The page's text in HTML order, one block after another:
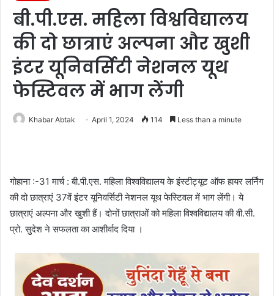
बी.पी.एस. महिला विश्वविद्यालय
की दो छात्राएं अल्पना और खुशी
इंटर यूनिवर्सिटी नेशनल यूथ
फेस्टिवल में भाग लेंगी
Khabar Abtak April 1, 2024 114 Less than a minute
गोहाना :-31 मार्च : बी.पी.एस. महिला विश्वविद्यालय के इंस्टीट्यूट ऑफ हायर लर्निंग
की दो छात्राएं 37वें इंटर यूनिवर्सिटी नेशनल यूथ फेस्टिवल में भाग लेंगी। ये
छात्राएं अल्पना और खुशी हैं। दोनों छात्राओं को महिला विश्वविद्यालय की वी.सी.
प्रो. सुदेश ने सफलता का आशीर्वाद दिया ।